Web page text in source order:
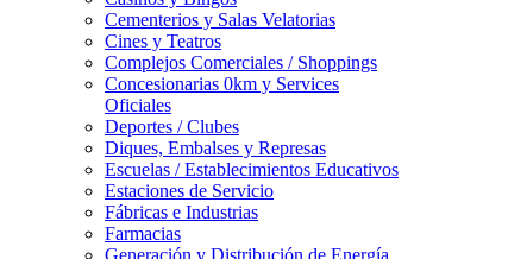
Cementerios y Salas Velatorias
Cines y Teatros
Complejos Comerciales / Shoppings
Concesionarias 0km y Services
Oficiales
Deportes / Clubes
Diques, Embalses y Represas
Escuelas / Establecimientos Educativos
Estaciones de Servicio
Fábricas e Industrias
Farmacias
Generación y Distribución de Energía